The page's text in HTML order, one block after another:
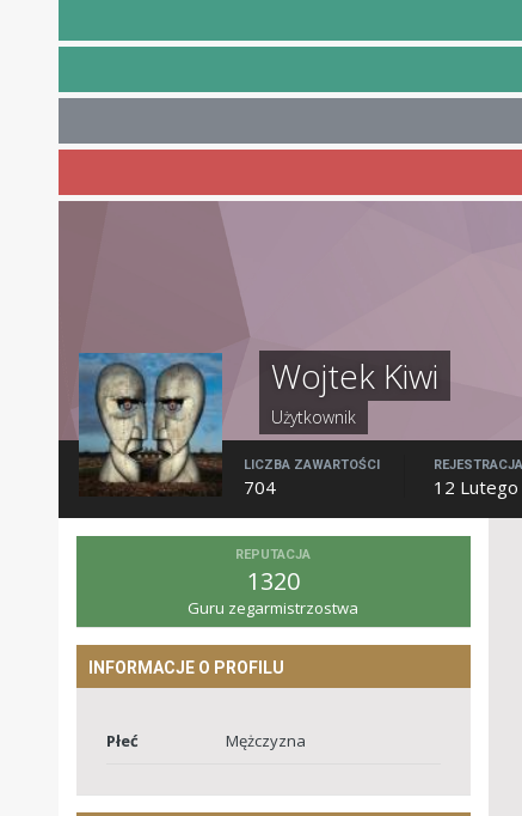
Wojtek Kiwi
Użytkownik
LICZBA ZAWARTOŚCI
704
REJESTRACJA
12
REPUTACJA
1320
Guru zegarmistrzostwa
INFORMACJE O PROFILU
Płeć Mężczyzna